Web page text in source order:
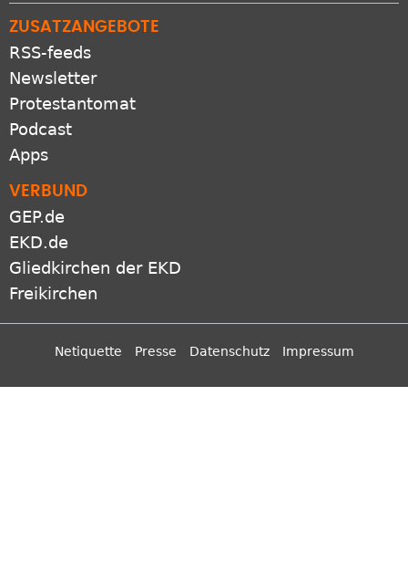
RSS-feeds
Newsletter
Protestantomat
Podcast
Apps
GEP.de
EKD.de
Gliedkirchen der EKD
Freikirchen